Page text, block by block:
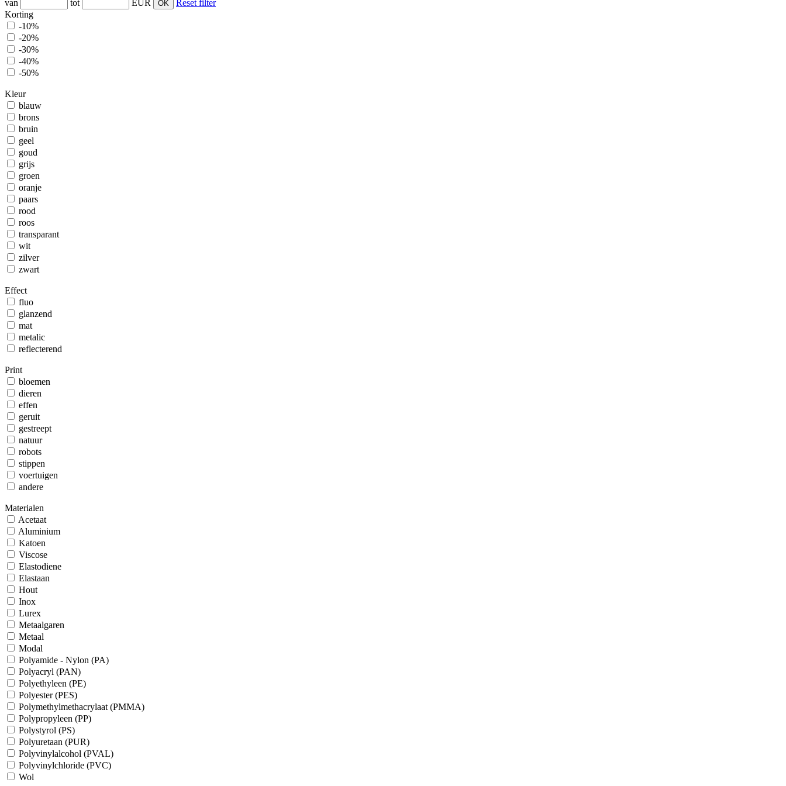
van
tot EUR
Reset filter
Korting
-10%
-20%
-30%
-40%
-50%
Kleur
blauw
brons
bruin
geel
goud
grijs
groen
oranje
paars
rood
roos
transparant
wit
zilver
zwart
Effect
fluo
glanzend
mat
metalic
reflecterend
Print
bloemen
dieren
effen
geruit
gestreept
natuur
robots
stippen
voertuigen
andere
Materialen
Acetaat
Aluminium
Katoen
Viscose
Elastodiene
Elastaan
Hout
Inox
Lurex
Metaalgaren
Metaal
Modal
Polyamide - Nylon (PA)
Polyacryl (PAN)
Polyethyleen (PE)
Polyester (PES)
Polymethylmethacrylaat (PMMA)
Polypropyleen (PP)
Polystyrol (PS)
Polyuretaan (PUR)
Polyvinylalcohol (PVAL)
Polyvinylchloride (PVC)
Wol